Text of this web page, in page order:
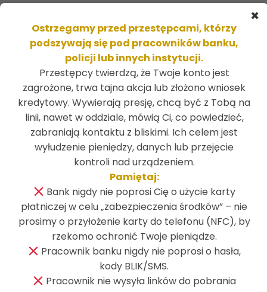
Beata Nowakowska
Doradca klienta
52 356 09 23 / 516 276 196
×
Ostrzegamy przed przestępcami, którzy
podszywają się pod pracowników banku,
policji lub innych instytucji.
Przestępcy twierdzą, że Twoje konto jest
zagrożone, trwa tajna akcja lub złożono wniosek
kredytowy. Wywierają presję, chcą być z Tobą na
linii, nawet w oddziale, mówią Ci, co powiedzieć,
zabraniają kontaktu z bliskimi. Ich celem jest
wyłudzenie pieniędzy, danych lub przejęcie
kontroli nad urządzeniem.
Pamiętaj:
Bank nigdy nie poprosi Cię o użycie karty
płatniczej w celu „zabezpieczenia środków” – nie
prosimy o przyłożenie karty do telefonu (NFC), by
rzekomo ochronić Twoje pieniądze.
Pracownik banku nigdy nie poprosi o hasła,
kody BLIK/SMS.
Pracownik nie wysyła linków do pobrania